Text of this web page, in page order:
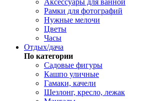
Аксессуары для ванной
Рамки для фотографий
Нужные мелочи
Цветы
Часы
Отдых/дача
По категории
Садовые фигуры
Кашпо уличные
Гамаки, качели
Шезлонг, кресло, лежак